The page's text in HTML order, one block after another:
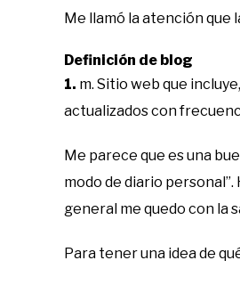
Me llamó la atención que
Definición de blog
1. m. Sitio web que
actualizados con
Me parece que es una
modo de diario
general me quedo con la
Para tener una idea de